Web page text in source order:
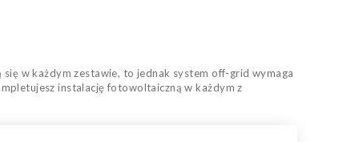
w każdym zestawie, to jednak system off-grid wymaga
instalację fotowoltaiczną w każdym z